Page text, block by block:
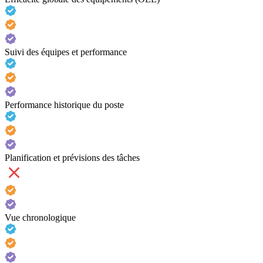
Suivi des équipes et performance
Performance historique du poste
Planification et prévisions des tâches
Vue chronologique